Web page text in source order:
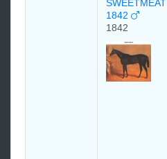
SWEETMEAT
1842
1842